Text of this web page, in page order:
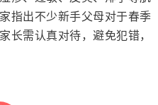
指出不少新手父母对于春季
长需认真对待，避免犯错，